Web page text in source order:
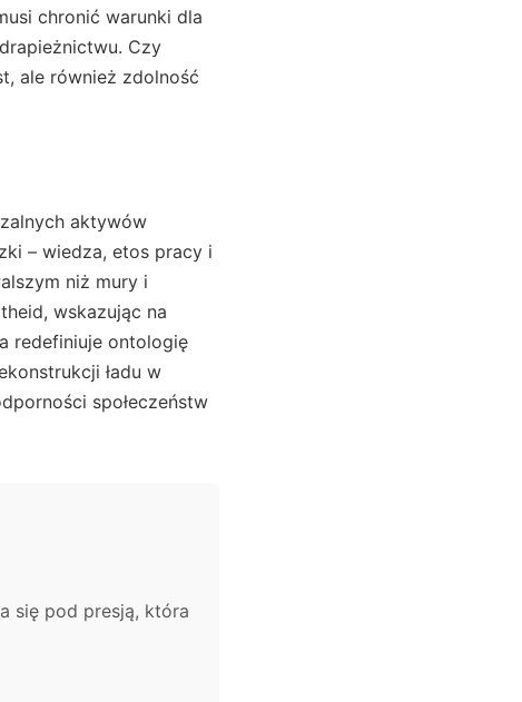
chronić warunki dla
Czy
ale również zdolność
aktywów
– wiedza, etos pracy i
niż mury i
wskazując na
redefiniuje ontologię
ładu w
społeczeństw
się pod presją, która